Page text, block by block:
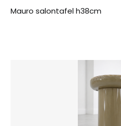
Mauro salontafel h38cm